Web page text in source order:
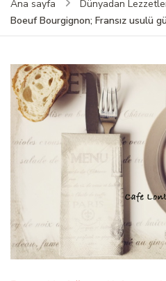
Ana sayfa Dünyadan
Boeuf Bourgignon; Fransız usulü